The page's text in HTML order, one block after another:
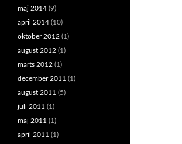
maj 2014 (9)
april 2014 (10)
oktober 2012 (1)
august 2012 (1)
marts 2012 (1)
december 2011 (1)
august 2011 (5)
juli 2011 (1)
maj 2011 (1)
april 2011 (1)